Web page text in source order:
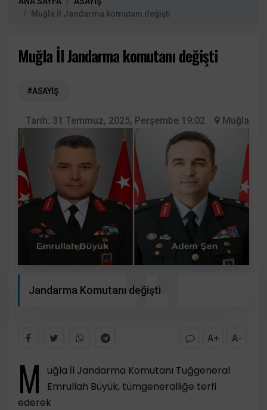
Muğla İl Jandarma komutanı değişti
Muğla İl Jandarma komutanı değişti
#ASAYİŞ
Tarih: 31 Temmuz, 2025, Perşembe 19:02 Muğla
Jandarma Komutanı değişti
A+ A-
M
uğla İl Jandarma Komutanı Tuğgeneral
Emrullah Büyük, tümgeneralliğe terfi
ederek